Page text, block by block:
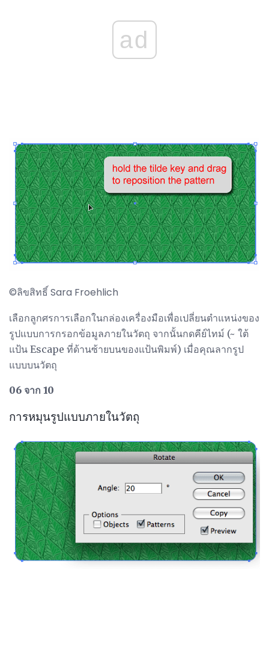
ad
©ลิขสิทธิ์ Sara Froehlich
เลือกลูกศรการเลือกในกล่องเครื่องมือเพื่อเปลี่ยนตำแหน่งของ
รูปแบบการกรอกข้อมูลภายในวัตถุ จากนั้นกดคีย์ไทม์ (~ ใต้
แป้น Escape ที่ด้านซ้ายบนของแป้นพิมพ์) เมื่อคุณลากรูป
แบบบนวัตถุ
06 จาก 10
การหมุนรูปแบบภายในวัตถุ